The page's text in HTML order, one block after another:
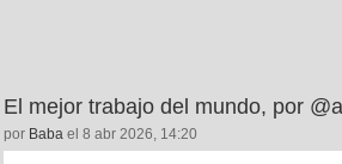
El mejor trabajo del mundo, por
por Baba el 8 abr 2026, 14:20